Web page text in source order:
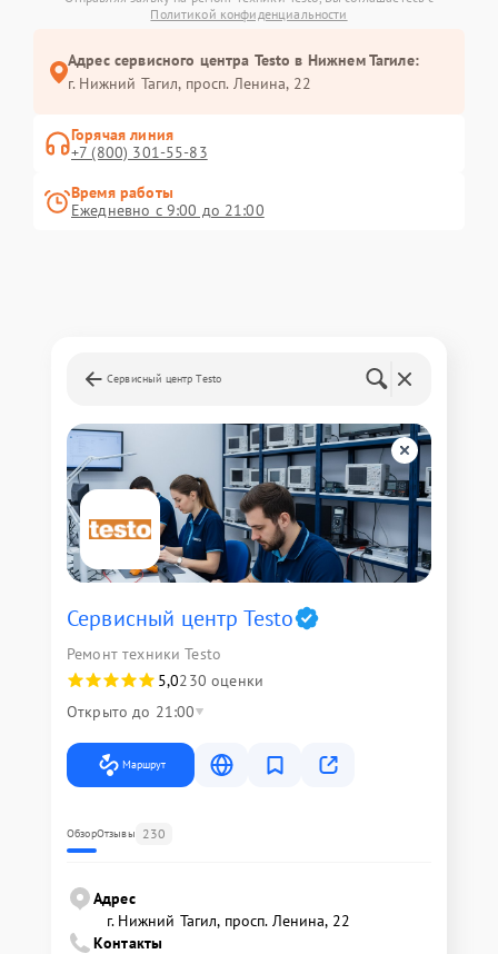
Политикой конфиденциальности
Адрес сервисного центра Testo в Нижнем Тагиле:
г. Нижний Тагил, просп. Ленина, 22
Горячая линия
+7 (800) 301-55-83
Время работы
Ежедневно с 9:00 до 21:00
Сервисный центр Testo
Сервисный центр Testo
Ремонт техники Testo
5,0230 оценки
Открыто до 21:00
Маршрут
ОбзорОтзывы 230
Адрес
г. Нижний Тагил, просп. Ленина, 22
Контакты